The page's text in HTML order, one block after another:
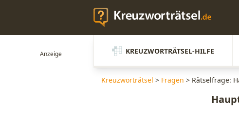
KREUZWORTRÄTSEL-HILFE
Kreuzworträtsel > Fragen > Rätselfrage: